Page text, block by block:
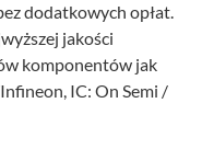
dodatkowych opłat.
jakości
komponentów jak
IC: On Semi /